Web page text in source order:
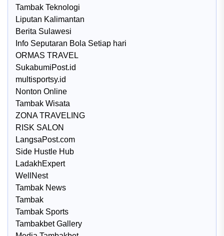
Tambak Teknologi
Liputan Kalimantan
Berita Sulawesi
Info Seputaran Bola Setiap hari
ORMAS TRAVEL
SukabumiPost.id
multisportsy.id
Nonton Online
Tambak Wisata
ZONA TRAVELING
RISK SALON
LangsaPost.com
Side Hustle Hub
LadakhExpert
WellNest
Tambak News
Tambak
Tambak Sports
Tambakbet Gallery